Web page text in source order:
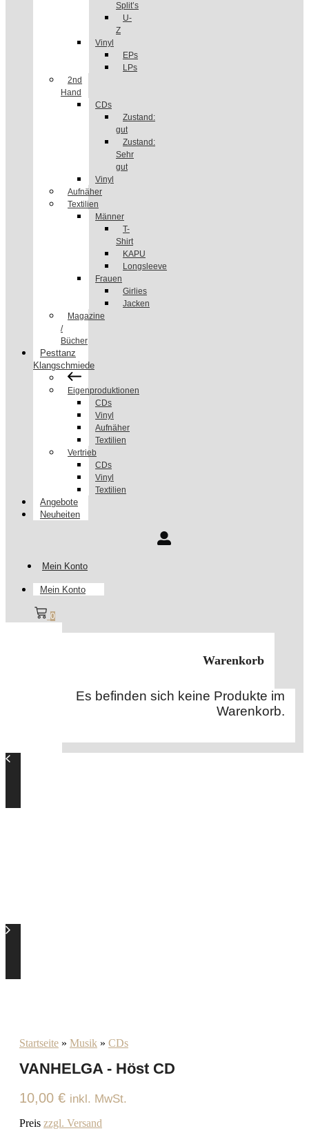
Split’s
U-
Z
Vinyl
EPs
LPs
2nd
Hand
CDs
Zustand:
gut
Zustand:
Sehr
gut
Vinyl
Aufnäher
Textilien
Männer
T-
Shirt
KAPU
Longsleeve
Frauen
Girlies
Jacken
Magazine
/
Bücher
Pesttanz
Klangschmiede
Eigenproduktionen
CDs
Vinyl
Aufnäher
Textilien
Vertrieb
CDs
Vinyl
Textilien
Angebote
Neuheiten
Mein Konto
Mein Konto
0
Warenkorb
Es befinden sich keine Produkte im
Warenkorb.
Startseite » Musik » CDs
VANHELGA - Höst CD
10,00 € inkl. MwSt.
Preis zzgl. Versand